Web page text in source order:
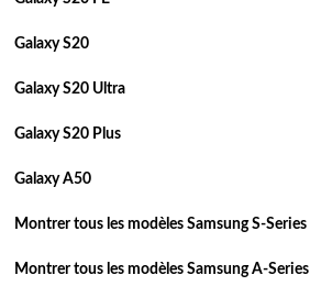
Galaxy S20
Galaxy S20 Ultra
Galaxy S20 Plus
Galaxy A50
Montrer tous les modèles Samsung S-Series
Montrer tous les modèles Samsung A-Series